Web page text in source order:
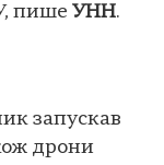
пише УНН.
запускав
дрони